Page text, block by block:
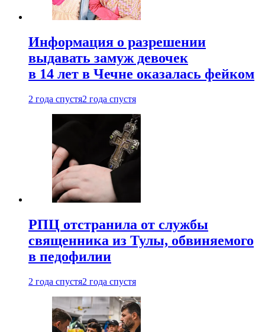
Информация о разрешении
выдавать замуж девочек
в 14 лет в Чечне оказалась фейком
2 года спустя2 года спустя
РПЦ отстранила от службы
священника из Тулы, обвиняемого
в педофилии
2 года спустя2 года спустя